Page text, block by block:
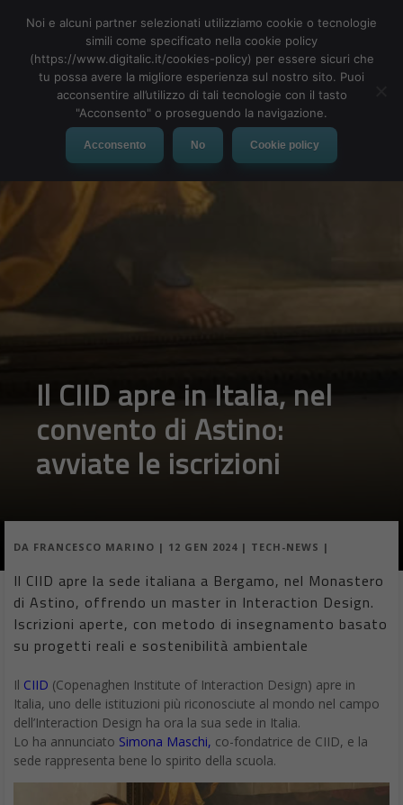
MENU
Il CIID apre in Italia, nel
convento di Astino:
avviate le iscrizioni
DA FRANCESCO MARINO | 12 GEN 2024 | TECH-NEWS |
Il CIID apre la sede italiana a Bergamo, nel Monastero
di Astino, offrendo un master in Interaction Design.
Iscrizioni aperte, con metodo di insegnamento basato
su progetti reali e sostenibilità ambientale
Il CIID (Copenaghen Institute of Interaction Design) apre in
Italia, uno delle istituzioni più riconosciute al mondo nel campo
dell’Interaction Design ha ora la sua sede in Italia.
Lo ha annunciato Simona Maschi, co-fondatrice de CIID, e la
sede rappresenta bene lo spirito della scuola.
Noi e alcuni partner selezionati utilizziamo cookie o tecnologie
simili come specificato nella cookie policy
(https://www.digitalic.it/cookies-policy) per essere sicuri che
tu possa avere la migliore esperienza sul nostro sito. Puoi
acconsentire all’utilizzo di tali tecnologie con il tasto
"Acconsento" o proseguendo la navigazione.
Acconsento No Cookie policy